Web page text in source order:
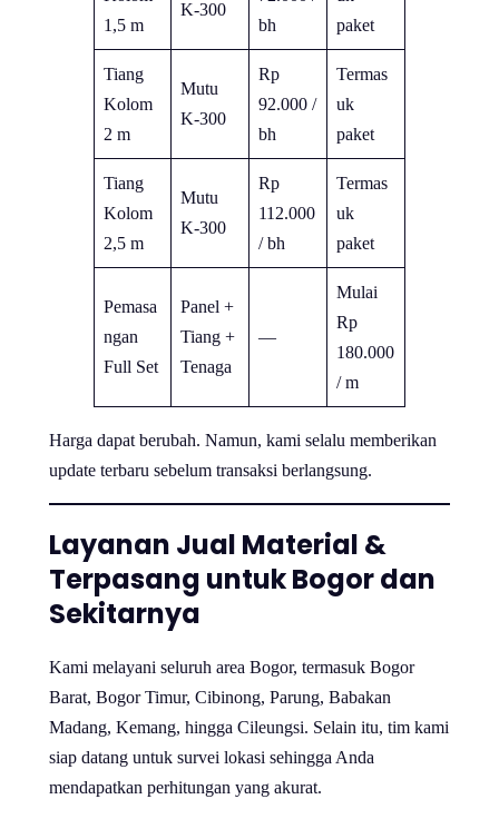
1,5 m
K-300
bh
paket
Tiang
Kolom
2 m
Mutu
K-300
Rp
92.000 /
bh
Termas
uk
paket
Tiang
Kolom
2,5 m
Mutu
K-300
Rp
112.000
/ bh
Termas
uk
paket
Pemasa
ngan
Full Set
Panel +
Tiang +
Tenaga
—
Mulai
Rp
180.000
/ m
Harga dapat berubah. Namun, kami selalu memberikan
update terbaru sebelum transaksi berlangsung.
Layanan Jual Material &
Terpasang untuk Bogor dan
Sekitarnya
Kami melayani seluruh area Bogor, termasuk Bogor
Barat, Bogor Timur, Cibinong, Parung, Babakan
Madang, Kemang, hingga Cileungsi. Selain itu, tim kami
siap datang untuk survei lokasi sehingga Anda
mendapatkan perhitungan yang akurat.